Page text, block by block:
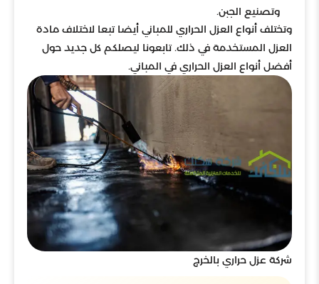
وتصنيع الجبن.
وتختلف أنواع العزل الحراري للمباني أيضا تبعا لاختلاف مادة
العزل المستخدمة في ذلك. تابعونا ليصلكم كل جديد حول
أفضل أنواع العزل الحراري في المباني.
شركة عزل حراري بالخرج